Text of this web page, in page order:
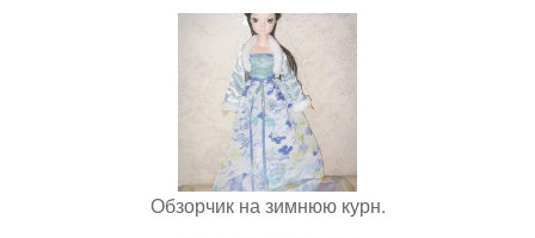
Обзорчик на зимнюю курн.